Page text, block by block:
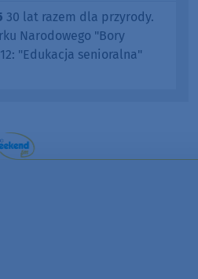
30 lat razem dla przyrody.
Narodowego "Bory
"Edukacja senioralna"